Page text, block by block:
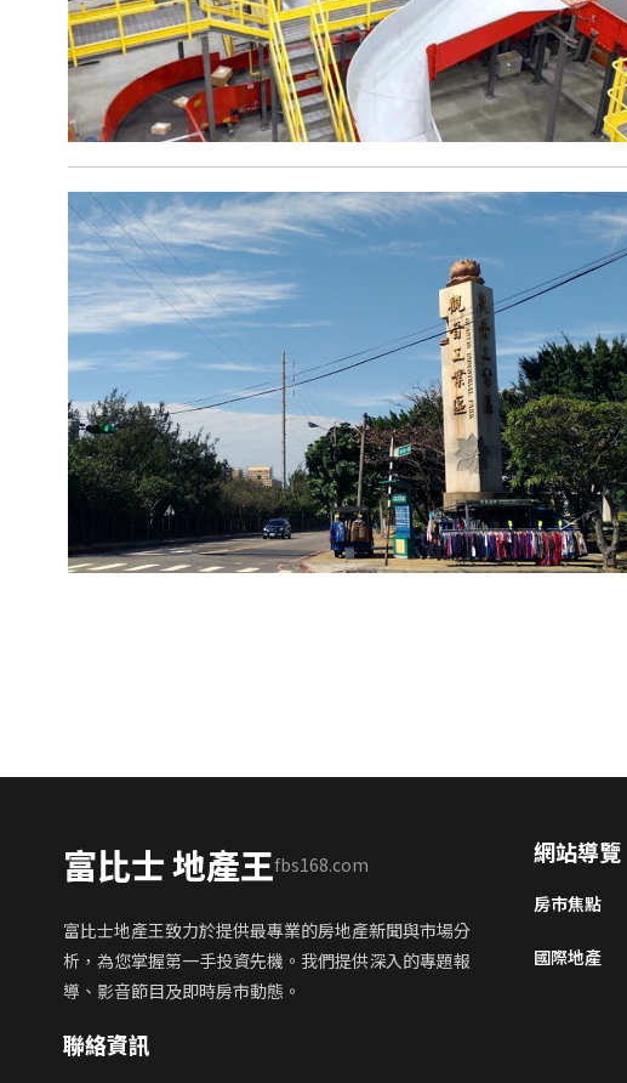
富比士 地產王fbs168.com
富比士地產王致力於提供最專業的房地產新聞與市場分
析，為您掌握第一手投資先機。我們提供深入的專題報
導、影音節目及即時房市動態。
聯絡資訊
網站導覽
房市焦點
國際地產